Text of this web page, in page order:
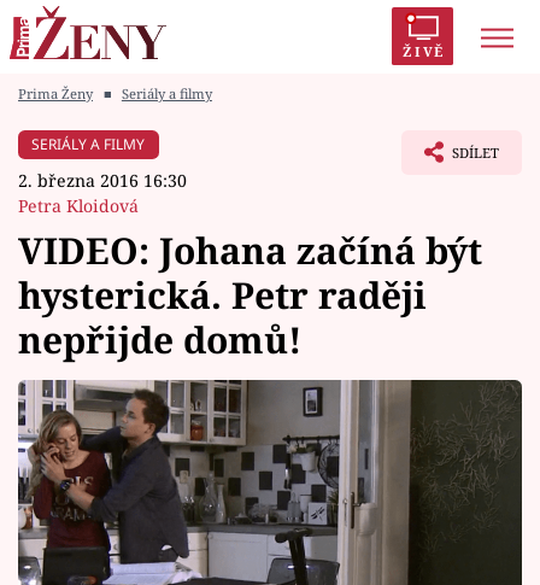
ŽIVĚ
Módní alarm
Témata
Celebrity
Vztahy
Seriály
Horoskopy
Prima Ženy ■ Seriály a filmy
SERIÁLY A FILMY
2. března 2016 16:30
Petra Kloidová
SDÍLET
VIDEO: Johana začíná být
hysterická. Petr raději
nepřijde domů!